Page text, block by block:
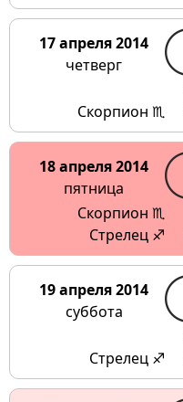
17 апреля 2014
четверг
Скорпион ♏
18 апреля 2014
пятница
Скорпион ♏
Стрелец ♐
19 апреля 2014
суббота
Стрелец ♐